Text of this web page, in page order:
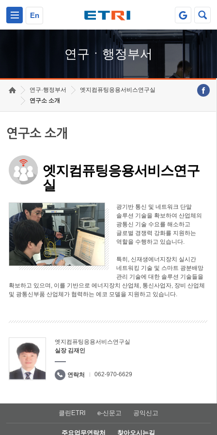
En
연구ㆍ행정부서
연구·행정부서
엣지컴퓨팅응용서비스연구실
연구소 소개
연구소 소개
엣지컴퓨팅응용서비스연구
실
광기반 통신 및 네트워크 단말
솔루션 기술을 확보하여 산업체의
광통신 기술 수요를 해소하고
글로벌 경쟁력 강화를 지원하는
역할을 수행하고 있습니다.
특히, 신재생에너지장치 실시간
네트워킹 기술 및 스마트 광분배망
관리 기술에 대한 솔루션 기술들을
확보하고 있으며, 이를 기반으로 에너지장치 산업체, 통신사업자, 장비 산업체
및 광통신부품 산업체가 협력하는 에코 모델을 지원하고 있습니다.
엣지컴퓨팅응용서비스연구실
실장 김재인
연락처 062-970-6629
클린ETRI e-신문고 공익신고
주요업무연락처 찾아오시는길